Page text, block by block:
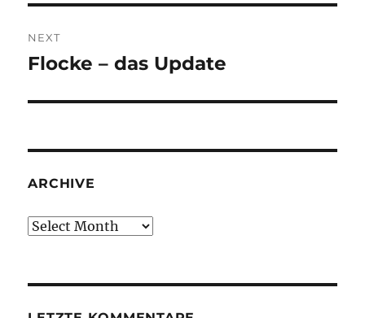
NEXT
Next
Flocke – das Update
ARCHIVE
Archive